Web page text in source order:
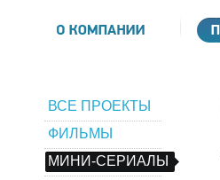
ВСЕ ПРОЕКТЫ
ФИЛЬМЫ
МИНИ-СЕРИАЛЫ